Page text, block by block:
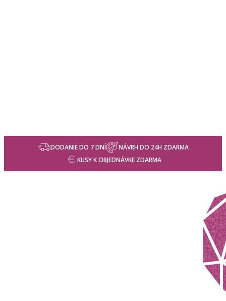
DODANIE DO 7 DNÍ
NÁVRH DO 24H ZDARMA
KUSY K OBJEDNÁVKE ZDARMA